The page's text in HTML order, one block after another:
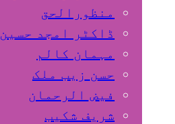
منظورالحق
ڈاکٹر امجد حسین
مہمان کالم
حسن زیب ملک
فیض الرحمان
شریف شکیب